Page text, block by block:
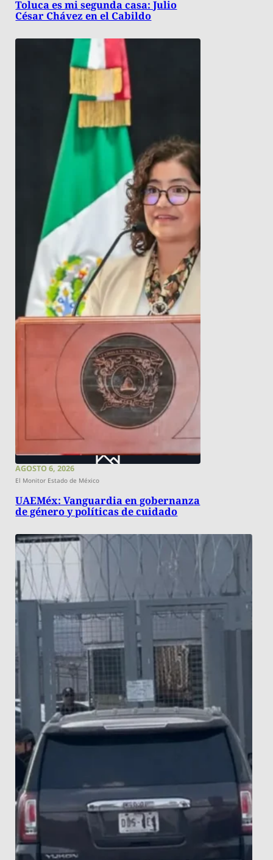
Toluca es mi segunda casa: Julio
César Chávez en el Cabildo
AGOSTO 6, 2026
El Monitor Estado de México
UAEMéx: Vanguardia en gobernanza
de género y políticas de cuidado